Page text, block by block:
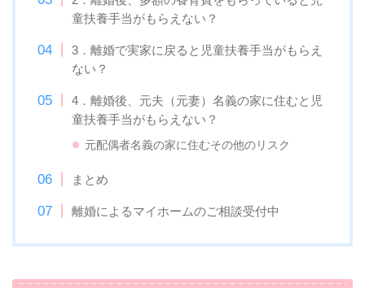
童扶養手当がもらえない？
3．離婚で実家に戻ると児童扶養手当がもらえ
ない？
4．離婚後、元夫（元妻）名義の家に住むと児
童扶養手当がもらえない？
元配偶者名義の家に住むその他のリスク
まとめ
離婚によるマイホームのご相談受付中